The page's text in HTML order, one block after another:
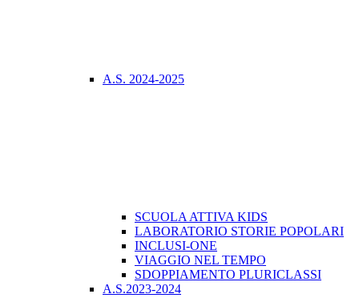
A.S. 2024-2025
SCUOLA ATTIVA KIDS
LABORATORIO STORIE POPOLARI
INCLUSI-ONE
VIAGGIO NEL TEMPO
SDOPPIAMENTO PLURICLASSI
A.S.2023-2024